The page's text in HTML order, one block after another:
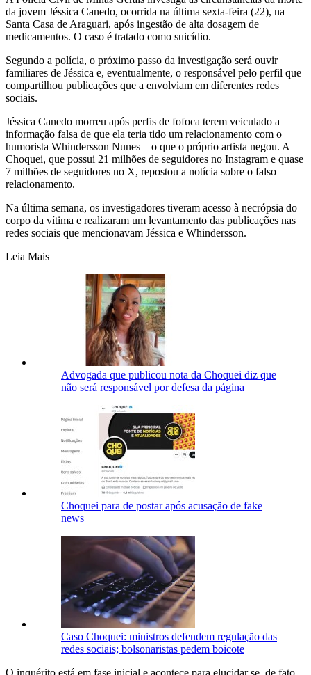
da jovem Jéssica Canedo, ocorrida na última sexta-feira (22), na
Santa Casa de Araguari, após ingestão de alta dosagem de
medicamentos. O caso é tratado como suicídio.
Segundo a polícia, o próximo passo da investigação será ouvir
familiares de Jéssica e, eventualmente, o responsável pelo perfil que
compartilhou publicações que a envolviam em diferentes redes
sociais.
Jéssica Canedo morreu após perfis de fofoca terem veiculado a
informação falsa de que ela teria tido um relacionamento com o
humorista Whindersson Nunes – o que o próprio artista negou. A
Choquei, que possui 21 milhões de seguidores no Instagram e quase
7 milhões de seguidores no X, repostou a notícia sobre o falso
relacionamento.
Na última semana, os investigadores tiveram acesso à necrópsia do
corpo da vítima e realizaram um levantamento das publicações nas
redes sociais que mencionavam Jéssica e Whindersson.
Leia Mais
Advogada que publicou nota da Choquei diz que
não será responsável por defesa da página
Choquei para de postar após acusação de fake
news
Caso Choquei: ministros defendem regulação das
redes sociais; bolsonaristas pedem boicote
O inquérito está em fase inicial e acontece para elucidar se, de fato,